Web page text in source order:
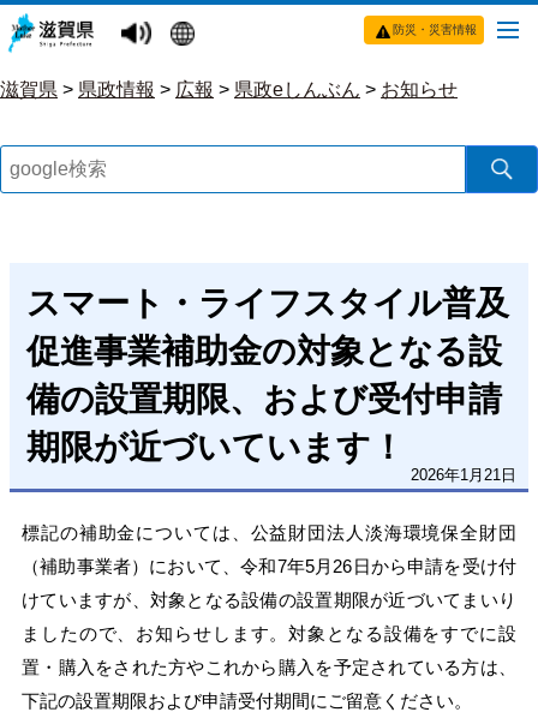
防災・災害情報
滋賀県 > 県政情報 > 広報 > 県政eしんぶん > お知らせ
スマート・ライフスタイル普及
促進事業補助金の対象となる設
備の設置期限、および受付申請
期限が近づいています！
2026年1月21日
標記の補助金については、公益財団法人淡海環境保全財団
（補助事業者）において、令和7年5月26日から申請を受け付
けていますが、対象となる設備の設置期限が近づいてまいり
ましたので、お知らせします。対象となる設備をすでに設
置・購入をされた方やこれから購入を予定されている方は、
下記の設置期限および申請受付期間にご留意ください。